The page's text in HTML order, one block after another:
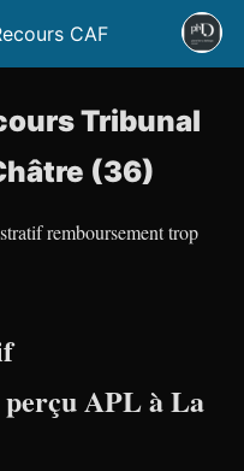
CAF
Tribunal
(36)
remboursement trop
APL à La